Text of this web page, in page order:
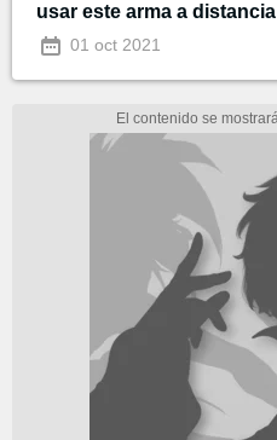
usar este arma a distancia
01 oct 2021